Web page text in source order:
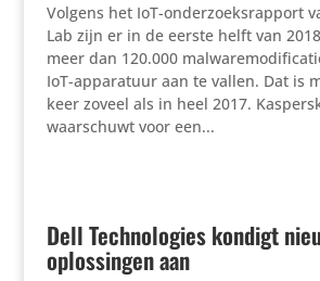
Volgens het IoT-onderzoeksrapport
Lab zijn er in de eerste helft van
meer dan 120.000
IoT-apparatuur aan te vallen. Dat is
keer zoveel als in heel 2017.
waarschuwt voor een...
Dell Technologies kondigt
oplossingen aan